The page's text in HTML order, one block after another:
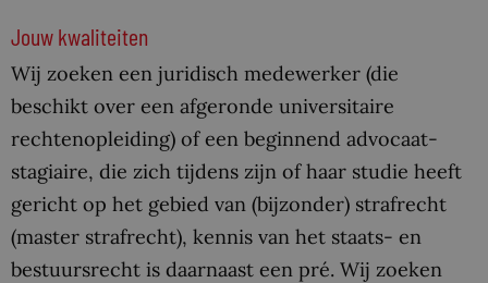
Jouw kwaliteiten
Wij zoeken een juridisch medewerker (die
beschikt over een afgeronde universitaire
rechtenopleiding) of een beginnend advocaat-
stagiaire, die zich tijdens zijn of haar studie heeft
gericht op het gebied van (bijzonder) strafrecht
(master strafrecht), kennis van het staats- en
bestuursrecht is daarnaast een pré. Wij zoeken